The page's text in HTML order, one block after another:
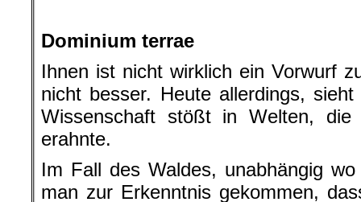
Dominium terrae
Ihnen ist nicht wirklich ein Vorwurf
nicht besser. Heute allerdings,
Wissenschaft stößt in Welten,
erahnte.
Im Fall des Waldes, unabhängig
man zur Erkenntnis gekommen,